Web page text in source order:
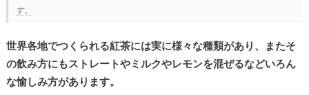
す。
世界各地でつくられる紅茶には実に様々な種類があり、またそ
の飲み方にもストレートやミルクやレモンを混ぜるなどいろん
な愉しみ方があります。